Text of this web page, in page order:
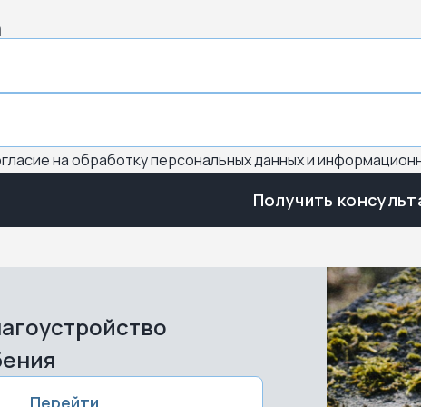
на обработку персональных данных и
Получить
Перейти